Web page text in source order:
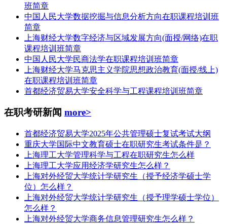
班简章
中国人民大学数据挖掘与信息分析方向在职课程培训班
简章
上海财经大学数字经济与区域发展方向(面授/网络)在职
课程培训班简章
中国人民大学民商法学在职课程培训班简章
上海财经大学马克思主义学院思想政治教育(面授/线上)
在职课程培训班简章
首都经济贸易大学安全科学与工程课程培训班简章
在职考研新闻 more>
首都经济贸易大学2025年公共管理硕士复试考试大纲
重庆大学国际中文教育硕士在职研究生考试条件是？
上海理工大学管理科学与工程在职研究生怎么样
上海理工大学应用经济学研究生怎么样？
上海对外经贸大学统计学研究生（授予经济学硕士学
位）怎么样？
上海对外经贸大学统计学研究生（授予理学硕士学位）
怎么样？
上海对外经贸大学商务信息管理研究生怎么样？